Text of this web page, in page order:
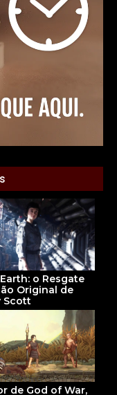
o Resgate
Original de
Scott
de God of War,